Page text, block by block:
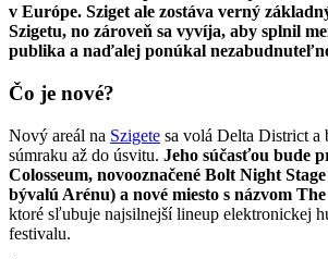
v Európe. Sziget ale zostáva verný
Szigetu, no zároveň sa vyvíja, aby splnil
publika a naďalej ponúkal
Čo je nové?
Nový areál na Szigete sa volá Delta District a
súmraku až do úsvitu. Jeho súčasťou bude
Colosseum, novooznačené Bolt Night
bývalú Arénu) a nové miesto s názvom
ktoré sľubuje najsilnejší lineup elektronickej
festivalu.